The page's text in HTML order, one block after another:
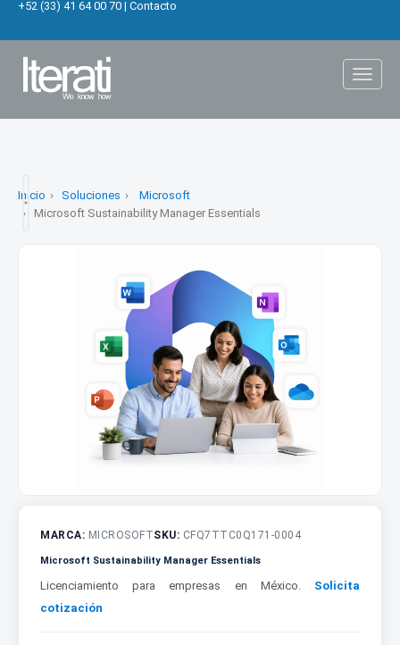
+52 (33) 41 64 00 70 | Contacto
Inicio Soluciones
Microsoft
Microsoft Sustainability Manager Essentials
MARCA: MICROSOFTSKU: CFQ7TTC0Q171-0004
Microsoft Sustainability Manager Essentials
Licenciamiento para empresas en México. Solicita
cotización